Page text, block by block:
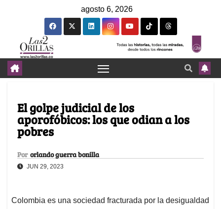
agosto 6, 2026
El golpe judicial de los
aporofóbicos: los que odian a los
pobres
Por orlando guerra bonilla
JUN 29, 2023
Colombia es una sociedad fracturada por la desigualdad